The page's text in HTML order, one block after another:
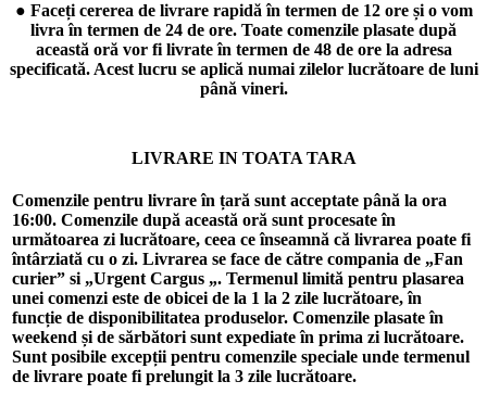
● Faceți cererea de livrare rapidă în termen de 12 ore și o vom
livra în termen de 24 de ore. Toate comenzile plasate după
această oră vor fi livrate în termen de 48 de ore la adresa
specificată. Acest lucru se aplică numai zilelor lucrătoare de luni
până vineri.
LIVRARE IN TOATA TARA
Comenzile pentru livrare în țară sunt acceptate până la ora
16:00. Comenzile după această oră sunt procesate în
următoarea zi lucrătoare, ceea ce înseamnă că livrarea poate fi
întârziată cu o zi. Livrarea se face de către compania de „Fan
curier” si „Urgent Cargus „. Termenul limită pentru plasarea
unei comenzi este de obicei de la 1 la 2 zile lucrătoare, în
funcție de disponibilitatea produselor. Comenzile plasate în
weekend și de sărbători sunt expediate în prima zi lucrătoare.
Sunt posibile excepții pentru comenzile speciale unde termenul
de livrare poate fi prelungit la 3 zile lucrătoare.